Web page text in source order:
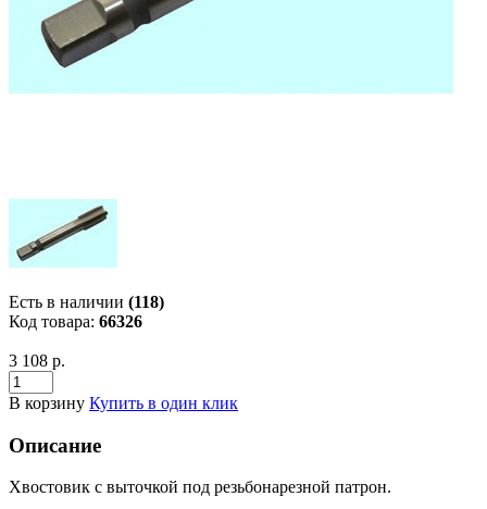
Есть в наличии (118)
Код товара: 66326
3 108 р.
В корзину Купить в один клик
Описание
Хвостовик с выточкой под резьбонарезной патрон.